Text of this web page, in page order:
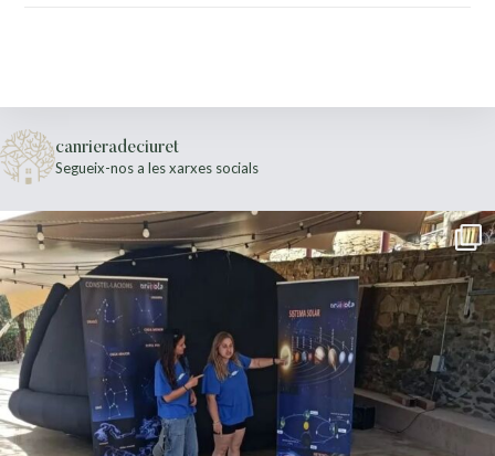
canrieradeciuret
Segueix-nos a les xarxes socials